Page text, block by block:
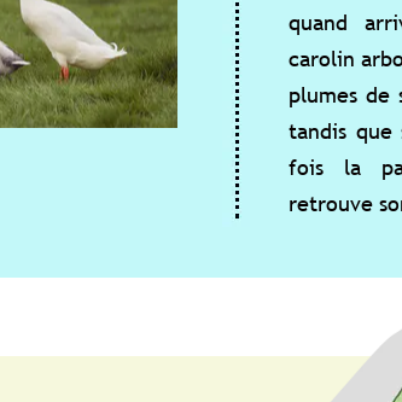
quand arrive la
carolin arbore un
plumes de sa tête sont
tandis que sa poitrine
fois la parade
retrouve son plumage